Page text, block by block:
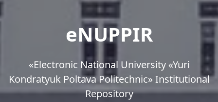
eNUPPIR
«Еlectronic National University «Yuri
Kondratyuk Poltava Politechnic» Institutional
Repository